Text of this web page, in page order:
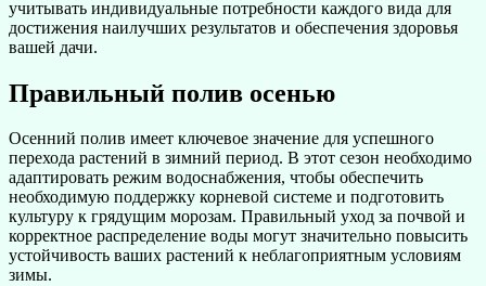
учитывать индивидуальные потребности каждого вида для
достижения наилучших результатов и обеспечения здоровья
вашей дачи.
Правильный полив осенью
Осенний полив имеет ключевое значение для успешного
перехода растений в зимний период. В этот сезон необходимо
адаптировать режим водоснабжения, чтобы обеспечить
необходимую поддержку корневой системе и подготовить
культуру к грядущим морозам. Правильный уход за почвой и
корректное распределение воды могут значительно повысить
устойчивость ваших растений к неблагоприятным условиям
зимы.